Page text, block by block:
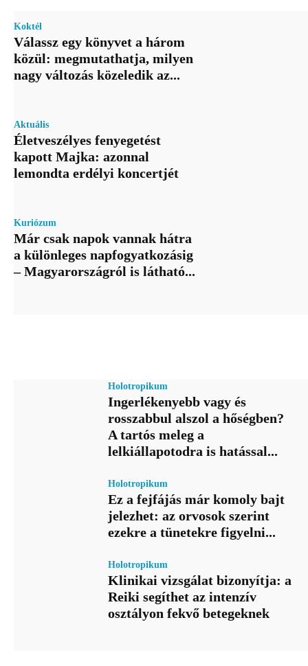
Koktél
Válassz egy könyvet a három
közül: megmutathatja, milyen
nagy változás közeledik az...
Aktuális
Életveszélyes fenyegetést
kapott Majka: azonnal
lemondta erdélyi koncertjét
Kuriózum
Már csak napok vannak hátra
a különleges napfogyatkozásig
– Magyarországról is látható...
Holotropikum
Ingerlékenyebb vagy és
rosszabbul alszol a hőségben?
A tartós meleg a
lelkiállapotodra is hatással...
Holotropikum
Ez a fejfájás már komoly bajt
jelezhet: az orvosok szerint
ezekre a tünetekre figyelni...
Holotropikum
Klinikai vizsgálat bizonyítja: a
Reiki segíthet az intenzív
osztályon fekvő betegeknek